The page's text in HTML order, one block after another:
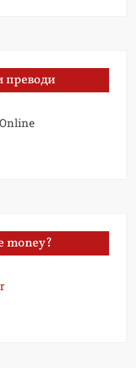
преводи
Online
money?